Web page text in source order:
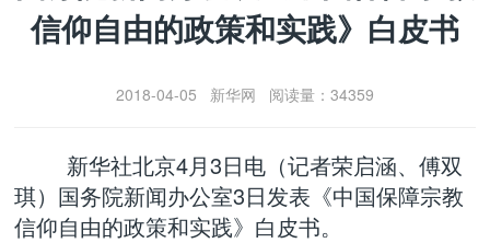
修院生活
政策法规
时事新闻
信仰自由的政策和实践》白皮书
2018-04-05 新华网 阅读量：34359
新华社北京4月3日电（记者荣启涵、傅双
琪）国务院新闻办公室3日发表《中国保障宗教
信仰自由的政策和实践》白皮书。